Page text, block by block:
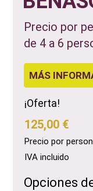
Precio por
de 4 a 6
MÁS
¡Oferta!
125,00 €
Precio por
IVA incluido
Opciones